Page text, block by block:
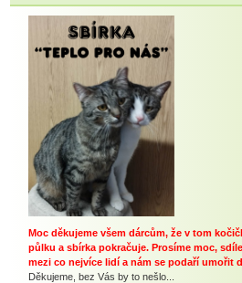
Moc děkujeme všem dárcům, že v tom
půlku a sbírka pokračuje. Prosíme moc,
mezi co nejvíce lidí a nám se podaří umořit
Děkujeme, bez Vás by to nešlo...